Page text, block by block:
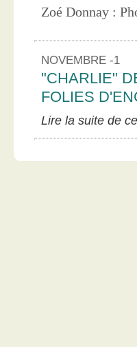
Zoé Donnay :
NOVEMBRE -1
"CHARLIE"
FOLIES
Lire la suite de